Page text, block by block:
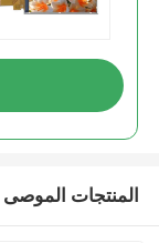
المنتجات الموصى